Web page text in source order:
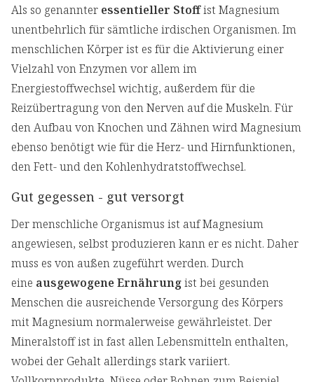
Als so genannter essentieller Stoffist Magnesium
unentbehrlich für sämtliche irdischen Organismen. Im
menschlichen Körper ist es für die Aktivierung einer
Vielzahl von Enzymen vor allem im
Energiestoffwechsel wichtig, außerdem für die
Reizübertragung von den Nerven auf die Muskeln. Für
den Aufbau von Knochen und Zähnen wird Magnesium
ebenso benötigt wie für die Herz- und Hirnfunktionen,
den Fett- und den Kohlenhydratstoffwechsel.
Gut gegessen - gut versorgt
Der menschliche Organismus ist auf Magnesium
angewiesen, selbst produzieren kann er es nicht. Daher
muss es von außen zugeführt werden. Durch
eine ausgewogene Ernährungist bei gesunden
Menschen die ausreichende Versorgung des Körpers
mit Magnesium normalerweise gewährleistet. Der
Mineralstoff ist in fast allen Lebensmitteln enthalten,
wobei der Gehalt allerdings stark variiert.